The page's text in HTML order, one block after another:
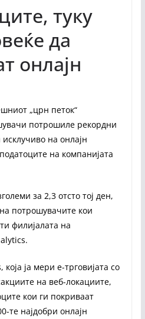
туку
да
онлајн
„црн петок“
потрошиле рекордни
на онлајн
на компанијата
за 2,3 отсто тој ден,
потрошувачите кои
филијалата на
ја мери е-трговијата со
на веб-локациите,
кои ги покриваат
те најдобри онлајн